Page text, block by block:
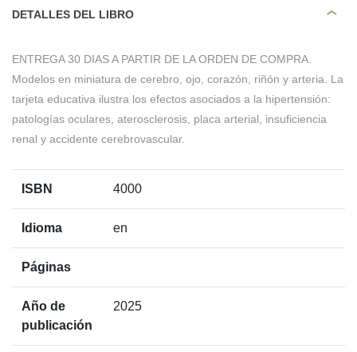
DETALLES DEL LIBRO
ENTREGA 30 DIAS A PARTIR DE LA ORDEN DE COMPRA.
Modelos en miniatura de cerebro, ojo, corazón, riñón y arteria. La
tarjeta educativa ilustra los efectos asociados a la hipertensión:
patologías oculares, aterosclerosis, placa arterial, insuficiencia
renal y accidente cerebrovascular.
ISBN 4000
Idioma en
Páginas
Año de
publicación
2025